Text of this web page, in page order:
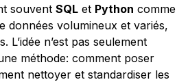
souvent SQL et Python comme
données volumineux et variés,
L’idée n’est pas seulement
méthode: comment poser
nettoyer et standardiser les